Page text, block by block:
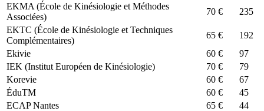
EKMA (École de Kinésiologie et Méthodes
Associées)
70 €
235
EKTC (École de Kinésiologie et Techniques
Complémentaires)
65 €
192
Ekivie
60 €
97
IEK (Institut Européen de Kinésiologie)
70 €
79
Korevie
60 €
67
ÉduTM
60 €
45
ECAP Nantes
65 €
44